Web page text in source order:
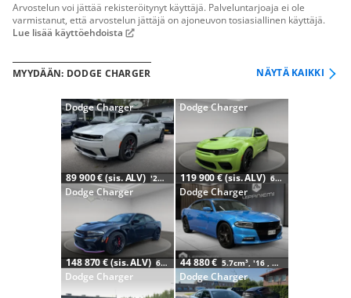
Arvostelun voi jättää rekisteröitynyt käyttäjä. Palveluntarjoaja ei ole
varmistanut, että arvostelun jättäjä on ajoneuvon tosiasiallinen käyttäjä.
Lue lisää käyttöehdoista
MYYDÄÄN: DODGE CHARGER NÄYTÄ KAIKKI
Dodge Charger
89 900 € (sis. ALV) '25 , 1 tkm
Dodge Charger
119 900 € (sis. ALV) 6.4cm³, '24 , Ajamaton
Dodge Charger
148 870 € (sis. ALV) 6.2cm³, '23 , Ajamaton
Dodge Charger
44 880 € 5.7cm³, '16 , 120 tkm
Dodge Charger Dodge Charger